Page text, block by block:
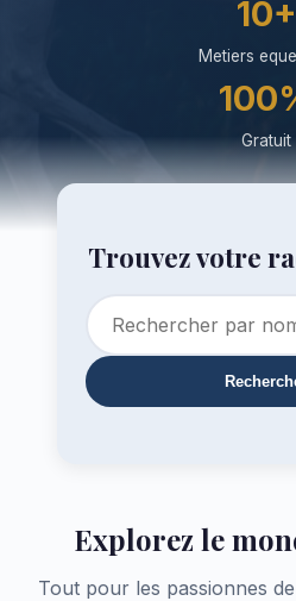
10+
Metiers
Gratuit
Trouvez votre
Explorez le
Tout pour les passionnes